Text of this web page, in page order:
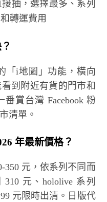
抽，選擇最多、系列
轉運費用
「i地圖」功能，橫向
到附近有貨的門市和
賞台灣 Facebook 粉
清單。
年最新價格？
350 元，依系列不同而
元、hololive 系列
元限時出清。日版代